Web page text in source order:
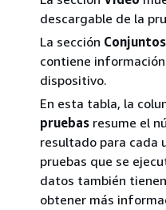
descargable de la
La sección Conjuntos
contiene
dispositivo.
En esta tabla, la
pruebas resume el
resultado para cada
pruebas que se
datos también
obtener más